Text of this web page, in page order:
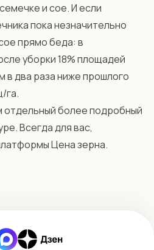
и сое. И если
пока незначительно
прямо беда: в
уборки 18% площадей
в два раза ниже прошлого
га.
отдельный более подробный
Всегда для вас,
Цена зерна.